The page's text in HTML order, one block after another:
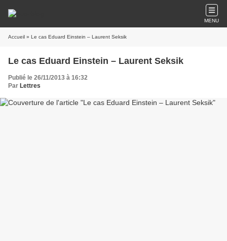
MENU
Accueil » Le cas Eduard Einstein – Laurent Seksik
Le cas Eduard Einstein – Laurent Seksik
Publié le 26/11/2013 à 16:32
Par Lettres